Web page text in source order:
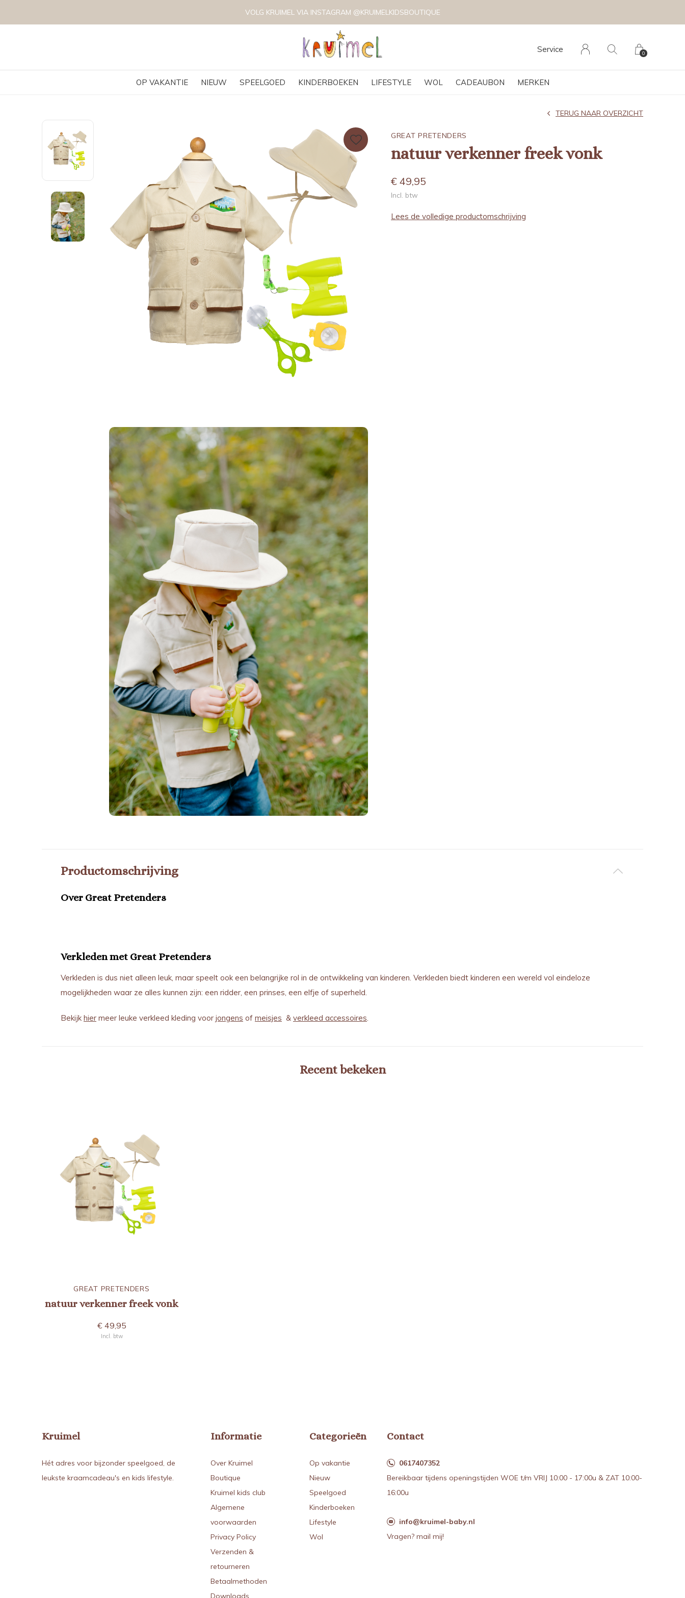
OP VAKANTIE NIEUW SPEELGOED KINDERBOEKEN LIFESTYLE WOL CADEAUBON MERKEN
Service 0
VOLG KRUIMEL VIA INSTAGRAM @KRUIMELKIDSBOUTIQUE
GREAT PRETENDERS
natuur verkenner freek vonk
TERUG NAAR OVERZICHT
€ 49,95
Incl. btw
Lees de volledige productomschrijving
Productomschrijving
Over Great Pretenders
Verkleden met Great Pretenders
Verkleden is dus niet alleen leuk, maar speelt ook een belangrijke rol in de ontwikkeling van kinderen. Verkleden biedt kinderen een wereld vol eindeloze
mogelijkheden waar ze alles kunnen zijn: een ridder, een prinses, een elfje of superheld.
Bekijk hier meer leuke verkleed kleding voor jongens of meisjes & verkleed accessoires.
Recent bekeken
GREAT PRETENDERS
natuur verkenner freek vonk
€ 49,95
Incl. btw
Kruimel
Hét adres voor bijzonder speelgoed, de
leukste kraamcadeau's en kids lifestyle.
Informatie
Over Kruimel
Boutique
Kruimel kids club
Algemene
voorwaarden
Privacy Policy
Verzenden &
retourneren
Betaalmethoden
Categorieën
Op vakantie
Nieuw
Speelgoed
Kinderboeken
Lifestyle
Wol
Contact
0617407352
Bereikbaar tijdens openingstijden WOE t/m VRIJ 10:00 - 17:00u & ZAT 10:00-
16:00u
info@kruimel-baby.nl
Vragen? mail mij!